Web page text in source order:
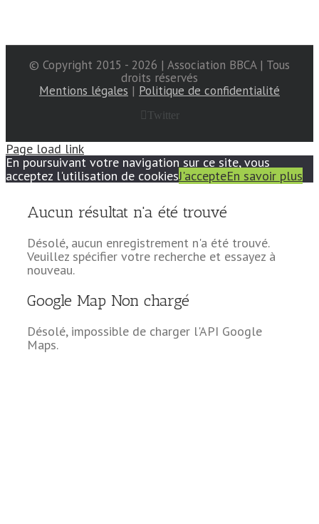
Aucun résultat n'a été trouvé
Désolé, aucun enregistrement n'a été trouvé.
Veuillez spécifier votre recherche et essayez à
nouveau.
Google Map Non chargé
Désolé, impossible de charger l'API Google
Maps.
© Copyright 2015 - 2026 | Association BBCA | Tous
droits réservés
Mentions légales | Politique de confidentialité
Twitter
Page load link
En poursuivant votre navigation sur ce site, vous
acceptez l'utilisation de cookiesJ'accepteEn savoir plus